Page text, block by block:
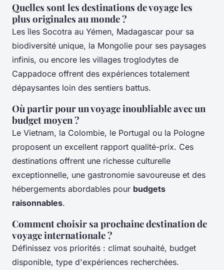
Quelles sont les destinations de voyage les
plus originales au monde ?
Les îles Socotra au Yémen, Madagascar pour sa
biodiversité unique, la Mongolie pour ses paysages
infinis, ou encore les villages troglodytes de
Cappadoce offrent des expériences totalement
dépaysantes loin des sentiers battus.
Où partir pour un voyage inoubliable avec un
budget moyen ?
Le Vietnam, la Colombie, le Portugal ou la Pologne
proposent un excellent rapport qualité-prix. Ces
destinations offrent une richesse culturelle
exceptionnelle, une gastronomie savoureuse et des
hébergements abordables pour budgets
raisonnables.
Comment choisir sa prochaine destination de
voyage internationale ?
Définissez vos priorités : climat souhaité, budget
disponible, type d'expériences recherchées.